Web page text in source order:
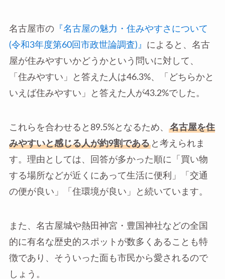
名古屋市の『名古屋の魅力・住みやすさについて
(令和3年度第60回市政世論調査)』 によると、名古
屋が住みやすいかどうかという問いに対して、
「住みやすい」と答えた人は46.3%、「どちらかと
いえば住みやすい」と答えた人が43.2%でした。
これらを合わせると89.5%となるため、
名古屋を住
みやすいと感じる人が約9割であると考えられま
す。理由としては、回答が多かった順に「買い物
する場所などが近くにあって生活に便利」「交通
の便が良い」「住環境が良い」と続いています。
また、名古屋城や熱田神宮・豊国神社などの全国
的に有名な歴史的スポットが数多くあることも特
徴であり、そういった面も市民から愛されるので
しょう。